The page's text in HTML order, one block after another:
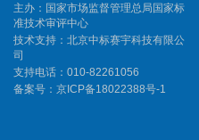
主办：国家市场监督管理总局国家标
准技术审评中心
技术支持：北京中标赛宇科技有限公
司
支持电话：010-82261056
备案号： 京ICP备18022388号-1